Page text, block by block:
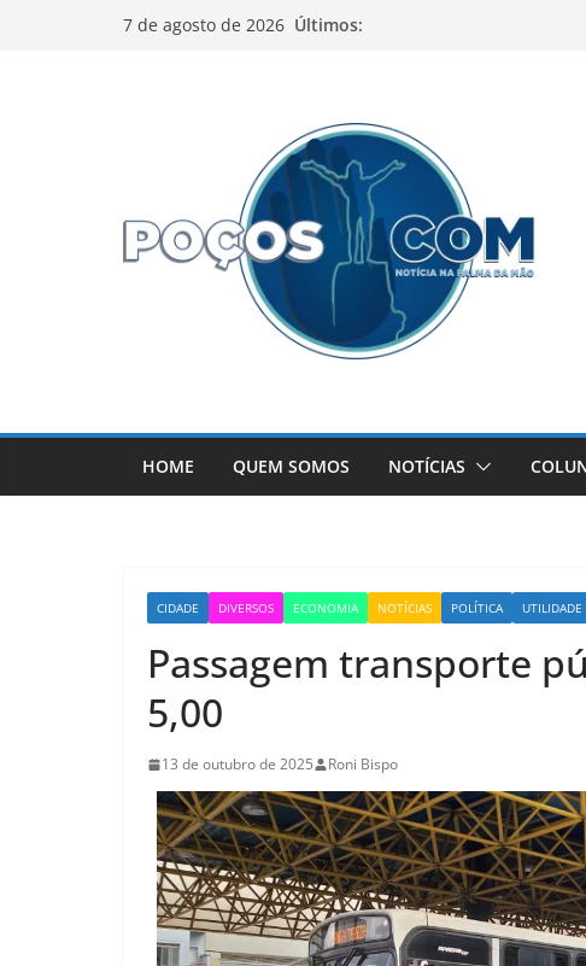
7 de agosto de 2026 Últimos:
HOME QUEM SOMOS NOTÍCIAS
CIDADE DIVERSOS ECONOMIA NOTÍCIAS POLÍTICA UTILIDADE
Passagem transporte
5,00
13 de outubro de 2025 Roni Bispo